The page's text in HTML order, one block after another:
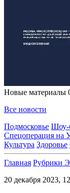
Новые материалы
Все новости
Подмосковье Шоу-
Спецоперация на
Культура Здоровье
Главная Рубрики
20 декабря 2023,